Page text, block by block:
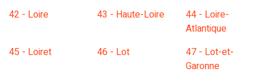
42 - Loire
43 - Haute-Loire
44 - Loire-
Atlantique
45 - Loiret
46 - Lot
47 - Lot-et-
Garonne